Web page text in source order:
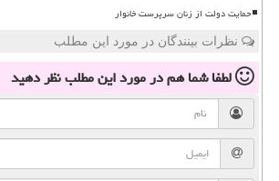
حمایت دولت از زنان سرپرست خانوار
نظرات بینندگان در مورد این مطلب
لطفا شما همدر مورد این مطلبنظر دهید